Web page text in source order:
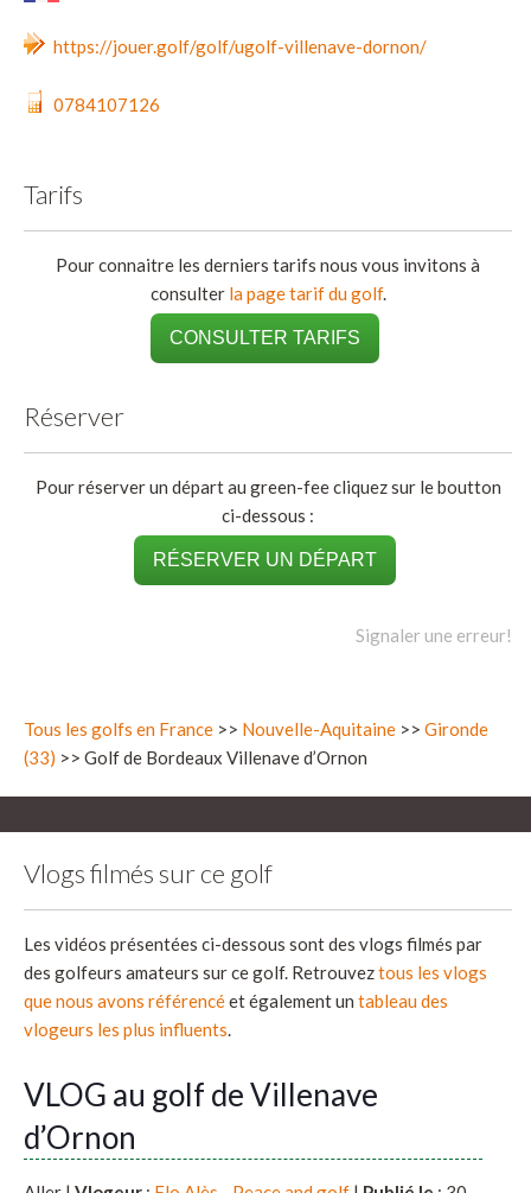
https://jouer.golf/golf/ugolf-villenave-dornon/
0784107126
Tarifs
Pour connaitre les derniers tarifs nous vous invitons à
consulter la page tarif du golf.
CONSULTER TARIFS
Réserver
Pour réserver un départ au green-fee cliquez sur le boutton
ci-dessous :
RÉSERVER UN DÉPART
Signaler une erreur!
Tous les golfs en France >> Nouvelle-Aquitaine >> Gironde
(33) >> Golf de Bordeaux Villenave d’Ornon
Vlogs filmés sur ce golf
Les vidéos présentées ci-dessous sont des vlogs filmés par
des golfeurs amateurs sur ce golf. Retrouveztous les vlogs
que nous avons référencéet également un tableau des
vlogeurs les plus influents.
VLOG au golf de Villenave
d’Ornon